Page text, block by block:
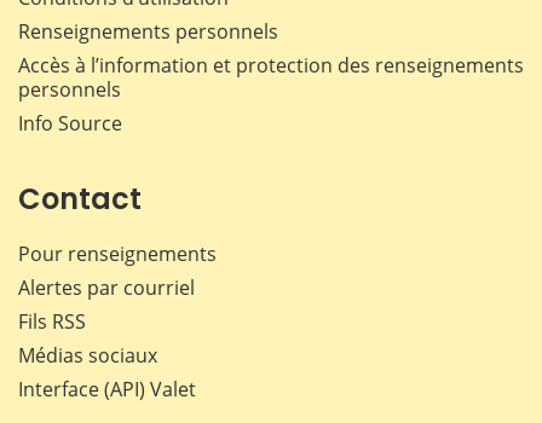
Renseignements personnels
Accès à l’information et protection des renseignements
personnels
Info Source
Contact
Pour renseignements
Alertes par courriel
Fils RSS
Médias sociaux
Interface (API) Valet